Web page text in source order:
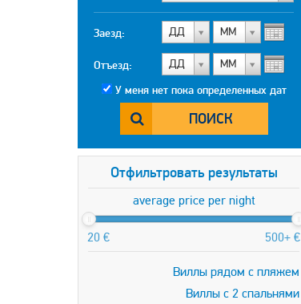
Заезд: ДД МM
Отъезд: ДД МM
У меня нет пока определенных дат
ПОИСК
Отфильтровать результаты
average price per night
20 € 500+ €
Виллы рядом с пляжем
Виллы с 2 спальнями